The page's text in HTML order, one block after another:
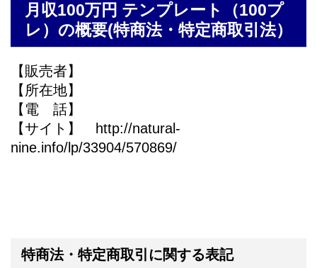
月収100万円 テンプレート（100プ
レ）の概要(特商法・特定商取引法）
【販売者】
【所在地】
【電 話】
【サイト】 http://natural-
nine.info/lp/33904/570869/
特商法・特定商取引に関する表記